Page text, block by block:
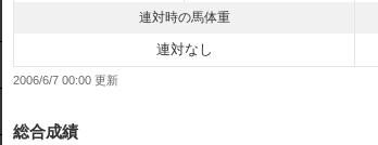
連対時の馬体重
連対なし
2006/6/7 00:00
総合成績